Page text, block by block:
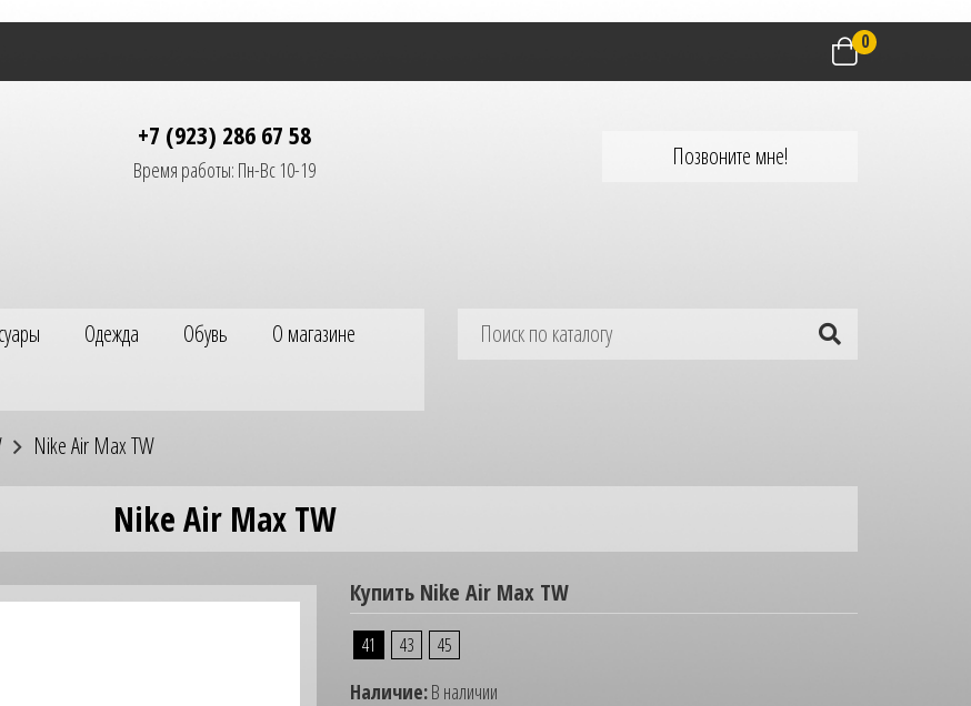
0
+7 (923) 286 67 58
Время работы: Пн-Вс 10-19 Позвоните мне!
Одежда Обувь
О магазине
Nike Air Max TW
Nike Air Max TW
Купить Nike Air Max TW
41 43 45
Наличие:В наличии